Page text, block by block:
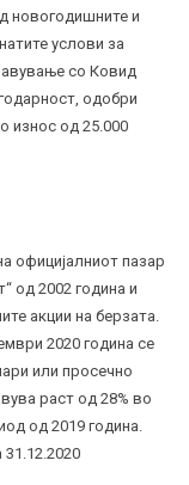
новогодишните и
услови за
со Ковид
одобри
износ од 25.000
официјалниот пазар
од 2002 година и
акции на берзата.
2020 година се
или просечно
раст од 28% во
од 2019 година.
31.12.2020